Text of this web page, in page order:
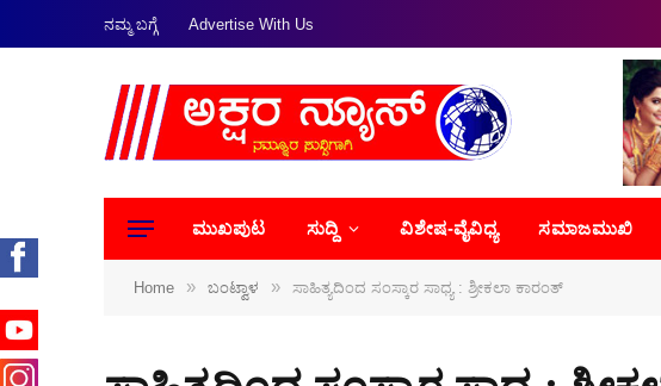
ನಮ್ಮ ಬಗ್ಗೆ Advertise With Us
ಮುಖಪುಟ ಸುದ್ದಿ ವಿಶೇಷ-ವೈವಿಧ್ಯ ಸಮಾಜಮುಖಿ
Home » ಬಂಟ್ವಾಳ » ಸಾಹಿತ್ಯದಿಂದ ಸಂಸ್ಕಾರ ಸಾಧ್ಯ : ಶ್ರೀಕಲಾ ಕಾರಂತ್